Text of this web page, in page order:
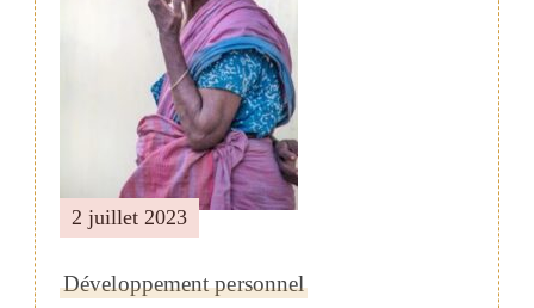
publication
2 juillet 2023
Développement personnel